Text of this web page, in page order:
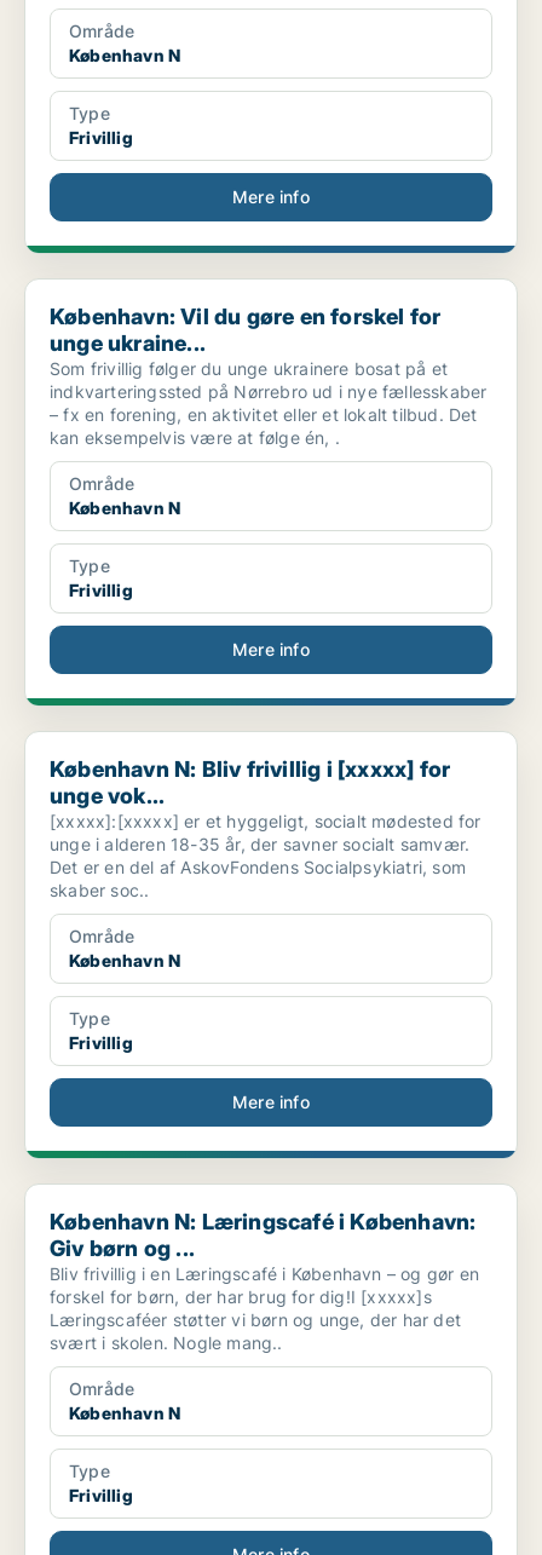
Område
København N
Type
Frivillig
Mere info
København: Vil du gøre en forskel for unge ukraine...
København: Vil du gøre en forskel for
unge ukraine...
Som frivillig følger du unge ukrainere bosat på et
indkvarteringssted på Nørrebro ud i nye fællesskaber
– fx en forening, en aktivitet eller et lokalt tilbud. Det
kan eksempelvis være at følge én, .
Område
København N
Type
Frivillig
Mere info
København N: Bliv frivillig i [xxxxx] for unge vok...
København N: Bliv frivillig i [xxxxx] for
unge vok...
[xxxxx]:[xxxxx] er et hyggeligt, socialt mødested for
unge i alderen 18-35 år, der savner socialt samvær.
Det er en del af AskovFondens Socialpsykiatri, som
skaber soc..
Område
København N
Type
Frivillig
Mere info
København N: Læringscafé i København: Giv børn og ...
København N: Læringscafé i København:
Giv børn og ...
Bliv frivillig i en Læringscafé i København – og gør en
forskel for børn, der har brug for dig!I [xxxxx]s
Læringscaféer støtter vi børn og unge, der har det
svært i skolen. Nogle mang..
Område
København N
Type
Frivillig